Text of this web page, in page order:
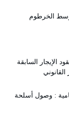
الخرطوم
الإيجار السابقة
: وصول أسلحة